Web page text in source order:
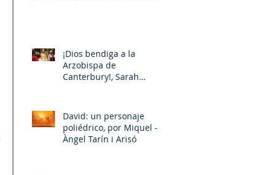
¡Dios bendiga a la
Arzobispa de
Canterbury!, Sarah
David: un personaje
poliédrico, por Miquel –
Àngel Tarín i Arisó